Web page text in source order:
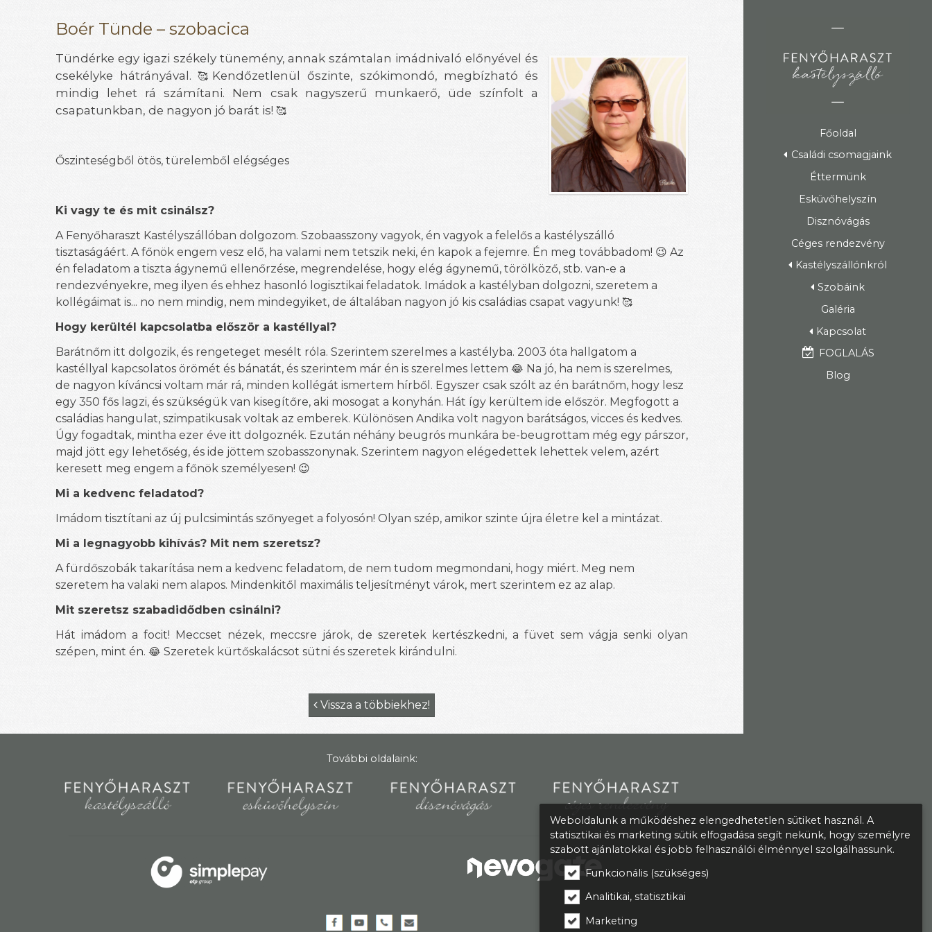
Főoldal
Családi csomagjaink
Éttermünk
Esküvőhelyszín
Disznóvágás
Céges rendezvény
Kastélyszállónkról
Szobáink
Galéria
Kapcsolat
FOGLALÁS
Blog
Boér Tünde – szobacica
Tündérke egy igazi székely tünemény, annak számtalan imádnivaló előnyével és
csekélyke hátrányával.
🥰 Kendőzetlenül őszinte, szókimondó, megbízható és
mindig lehet rá számítani. Nem csak nagyszerű munkaerő, üde színfolt a
csapatunkban, de nagyon jó barát is! 🥰
Őszinteségből ötös, türelemből elégséges
Ki vagy te és mit csinálsz?
A Fenyőharaszt Kastélyszállóban dolgozom. Szobaasszony vagyok, én vagyok a felelős a kastélyszálló
tisztaságáért. A főnök engem vesz elő, ha valami nem tetszik neki, én kapok a fejemre. Én meg továbbadom! 😉 Az
én feladatom a tiszta ágynemű ellenőrzése, megrendelése, hogy elég ágynemű, törölköző, stb. van-e a
rendezvényekre, meg ilyen és ehhez hasonló logisztikai feladatok. Imádok a kastélyban dolgozni, szeretem a
kollégáimat is... no nem mindig, nem mindegyiket, de általában nagyon jó kis családias csapat vagyunk! 🥰
Hogy kerültél kapcsolatba először a kastéllyal?
Barátnőm itt dolgozik, és rengeteget mesélt róla. Szerintem szerelmes a kastélyba. 2003 óta hallgatom a
kastéllyal kapcsolatos örömét és bánatát, és szerintem már én is szerelmes lettem 😂 Na jó, ha nem is szerelmes,
de nagyon kíváncsi voltam már rá, minden kollégát ismertem hírből. Egyszer csak szólt az én barátnőm, hogy lesz
egy 350 fős lagzi, és szükségük van kisegítőre, aki mosogat a konyhán. Hát így kerültem ide először. Megfogott a
családias hangulat, szimpatikusak voltak az emberek. Különösen Andika volt nagyon barátságos, vicces és kedves.
Úgy fogadtak, mintha ezer éve itt dolgoznék. Ezután néhány beugrós munkára be-beugrottam még egy párszor,
majd jött egy lehetőség, és ide jöttem szobasszonynak. Szerintem nagyon elégedettek lehettek velem, azért
keresett meg engem a főnök személyesen! 😉
Mi a kedvenc feladatod?
Imádom tisztítani az új pulcsimintás szőnyeget a folyosón! Olyan szép, amikor szinte újra életre kel a mintázat.
Mi a legnagyobb kihívás? Mit nem szeretsz?
A fürdőszobák takarítása nem a kedvenc feladatom, de nem tudom megmondani, hogy miért. Meg nem
szeretem ha valaki nem alapos. Mindenkitől maximális teljesítményt várok, mert szerintem ez az alap.
Mit szeretsz szabadidődben csinálni?
Hát imádom a focit! Meccset nézek, meccsre járok, de szeretek kertészkedni, a füvet sem vágja senki olyan
szépen, mint én. 😂 Szeretek kürtőskalácsot sütni és szeretek kirándulni.
 Vissza a többiekhez!
További oldalaink:
Weboldalunk a működéshez elengedhetetlen sütiket használ. A
statisztikai és marketing sütik elfogadása segít nekünk, hogy személyre
szabott ajánlatokkal és jobb felhasználói élménnyel szolgálhassunk.
Funkcionális (szükséges)
Analitikai, statisztikai
Marketing